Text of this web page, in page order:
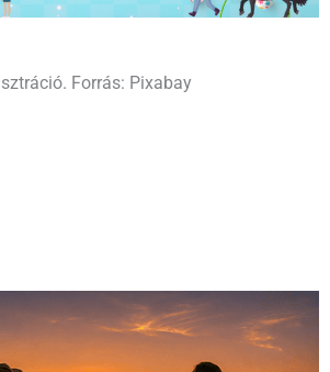
Forrás: Pixabay